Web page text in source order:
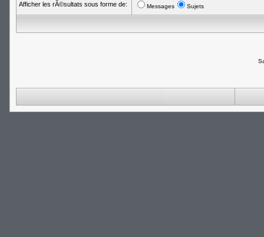
Afficher les rÃ©sultats sous forme de: Messages Sujets